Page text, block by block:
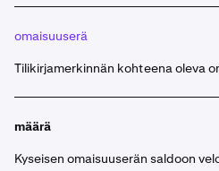
omaisuuserä
Tilikirjamerkinnän kohteena oleva
määrä
Kyseisen omaisuuserän saldoon